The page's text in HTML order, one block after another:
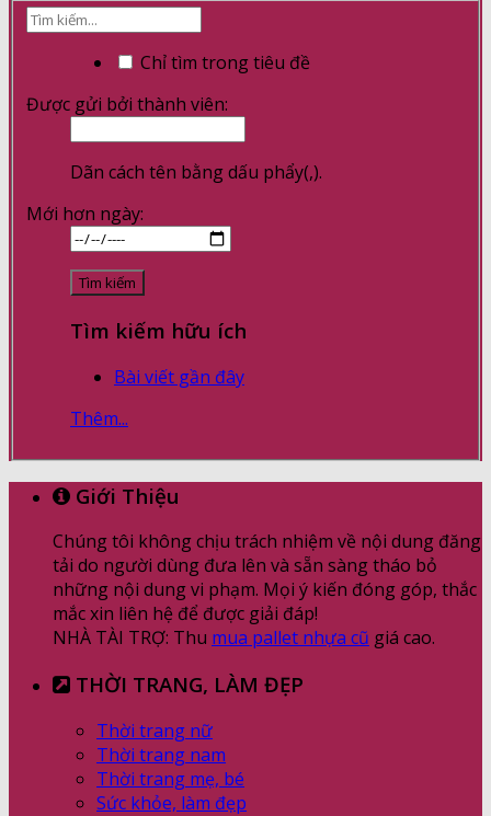
Chỉ tìm trong tiêu đề
Được gửi bởi thành viên:
Dãn cách tên bằng dấu phẩy(,).
Mới hơn ngày:
Tìm kiếm hữu ích
Bài viết gần đây
Thêm...
Giới Thiệu
Chúng tôi không chịu trách nhiệm về nội dung đăng
tải do người dùng đưa lên và sẵn sàng tháo bỏ
những nội dung vi phạm. Mọi ý kiến đóng góp, thắc
mắc xin liên hệ để được giải đáp!
NHÀ TÀI TRỢ: Thu mua pallet nhựa cũ giá cao.
THỜI TRANG, LÀM ĐẸP
Thời trang nữ
Thời trang nam
Thời trang mẹ, bé
Sức khỏe, làm đẹp